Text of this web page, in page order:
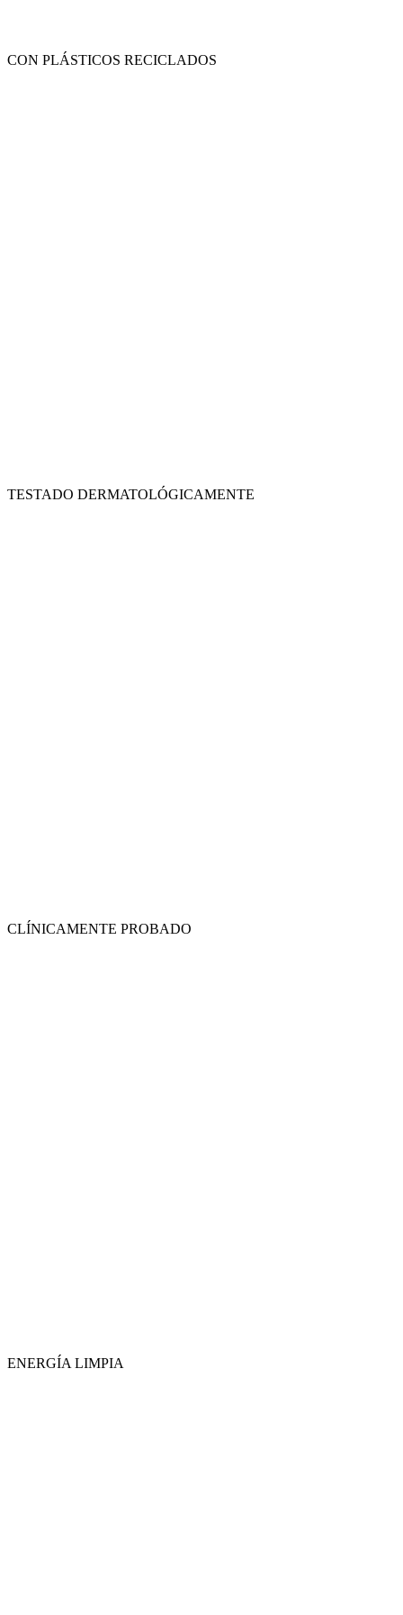
CON PLÁSTICOS RECICLADOS
TESTADO DERMATOLÓGICAMENTE
CLÍNICAMENTE PROBADO
ENERGÍA LIMPIA